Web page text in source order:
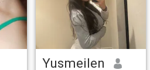
Yusmeilen